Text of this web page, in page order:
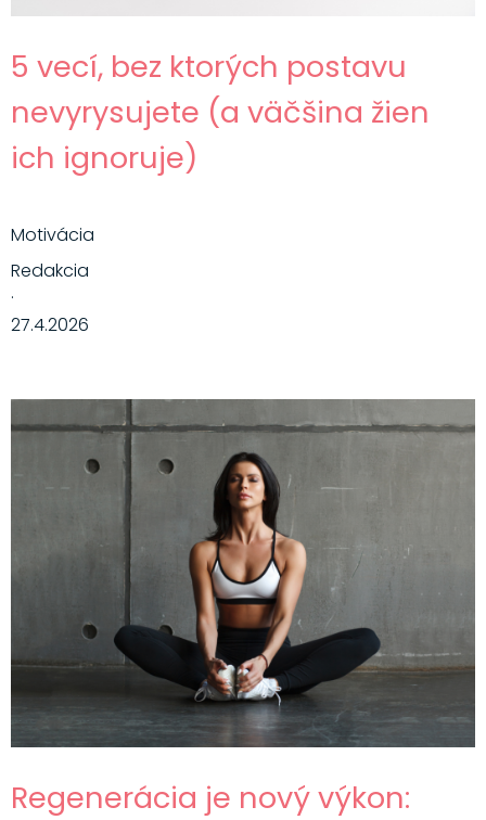
5 vecí, bez ktorých postavu
nevyrysujete (a väčšina žien
ich ignoruje)
Motivácia
Redakcia
·
27.4.2026
Regenerácia je nový výkon: